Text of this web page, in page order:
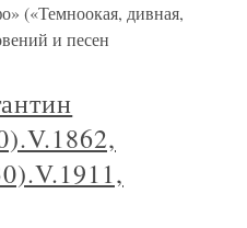
(«Темноокая, дивная,
и песен